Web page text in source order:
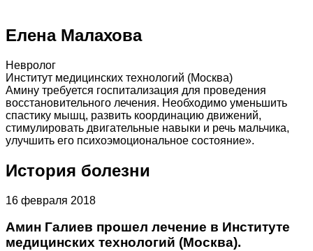
Елена Малахова
Невролог
Институт медицинских технологий (Москва)
Амину требуется госпитализация для проведения
восстановительного лечения. Необходимо уменьшить
спастику мышц, развить координацию движений,
стимулировать двигательные навыки и речь мальчика,
улучшить его психоэмоциональное состояние».
История болезни
16 февраля 2018
Амин Галиев прошел лечение в Институте
медицинских технологий (Москва).